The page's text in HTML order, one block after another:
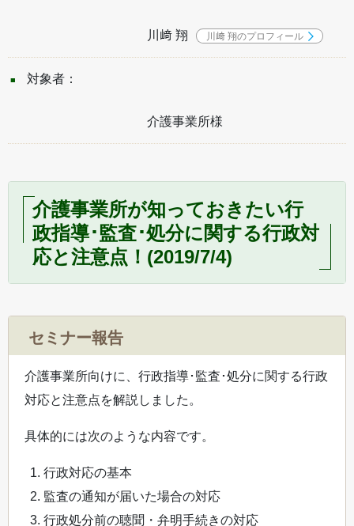
川﨑 翔 川﨑 翔のプロフィール
対象者：
介護事業所様
介護事業所が知っておきたい行
政指導･監査･処分に関する行政対
応と注意点！(2019/7/4)
セミナー報告
介護事業所向けに、行政指導･監査･処分に関する行政
対応と注意点を解説しました。
具体的には次のような内容です。
行政対応の基本
監査の通知が届いた場合の対応
行政処分前の聴聞・弁明手続きの対応